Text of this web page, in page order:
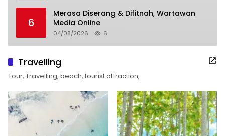
6
Merasa Diserang & Difitnah, Wartawan
Media Online
04/08/2026 6
Travelling
Tour, Travelling, beach, tourist attraction,